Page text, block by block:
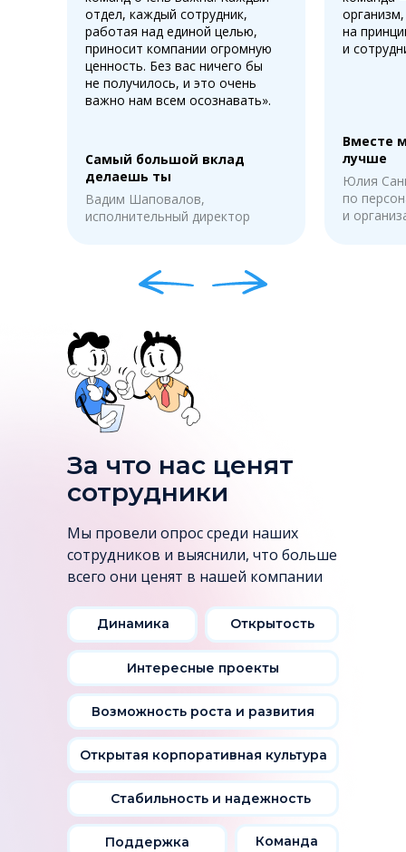
Самый большой вклад
делаешь ты
отдел, каждый сотрудник,
работая над единой целью,
приносит компании огромную
ценность. Без вас ничего бы
не получилось, и это очень
важно нам всем осознавать».
Вадим Шаповалов,
исполнительный директор
Вместе
лучше
на
и
Юлия
по
и
За что нас ценят
сотрудники
Мы провели опрос среди наших
сотрудников и выяснили, что больше
всего они ценят в нашей компании
Динамика
Возможность роста и развития
Стабильность и надежность
Интересные проекты
Открытость
Поддержка
Команда
Открытая корпоративная культура